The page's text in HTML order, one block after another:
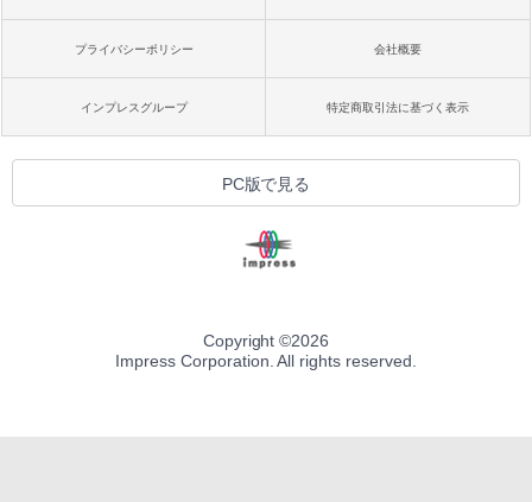
プライバシーポリシー 会社概要
インプレスグループ 特定商取引法に基づく表示
PC版で見る
Copyright ©2026
Impress Corporation. All rights reserved.